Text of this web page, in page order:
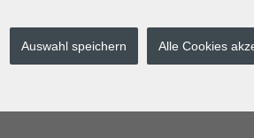
Auswahl speichern Alle Cookies